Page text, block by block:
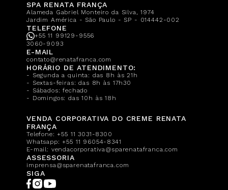
SPA RENATA FRANÇA
Alameda Gabriel Monteiro da Silva, 1974
Jardim América - São Paulo - SP - 014442-002
TELEFONE
+55 11 99129-9556
3060-9093
E-MAIL
contato@renatafranca.com
HORÁRIO DE ATENDIMENTO:
- Segunda a quinta: das 8h às 21h
- Sextas-feiras: das 8h às 17h30
- Sábados: fechado
- Domingos: das 10h às 18h
VENDA CORPORATIVA DO CREME RENATA
FRANÇA
Telefone:+55 11 3031-8300
Whatsapp:+55 11 96054-8341
E-mail: vendacorporativa@sparenatafranca.com
ASSESSORIA
imprensa@sparenatafranca.com
SIGA